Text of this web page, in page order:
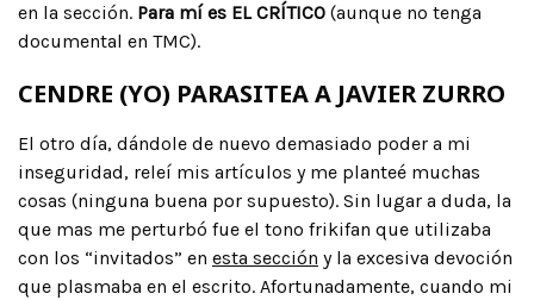
en la sección. Para mí es EL CRÍTICO (aunque no tenga
documental en TMC).
CENDRE (YO) PARASITEA A JAVIER ZURRO
El otro día, dándole de nuevo demasiado poder a mi
inseguridad, releí mis artículos y me planteé muchas
cosas (ninguna buena por supuesto). Sin lugar a duda, la
que mas me perturbó fue el tono frikifan que utilizaba
con los “invitados” en esta sección y la excesiva devoción
que plasmaba en el escrito. Afortunadamente, cuando mi